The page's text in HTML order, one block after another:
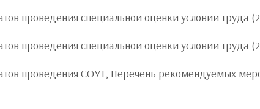
проведения специальной оценки условий труда
проведения специальной оценки условий труда
проведения СОУТ, Перечень рекомендуемых